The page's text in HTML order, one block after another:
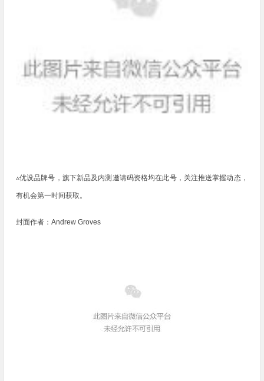
▵优设品牌号，旗下新品及内测邀请码资格均在此号，关注推送掌握动态，
有机会第一时间获取。
封面作者：Andrew Groves